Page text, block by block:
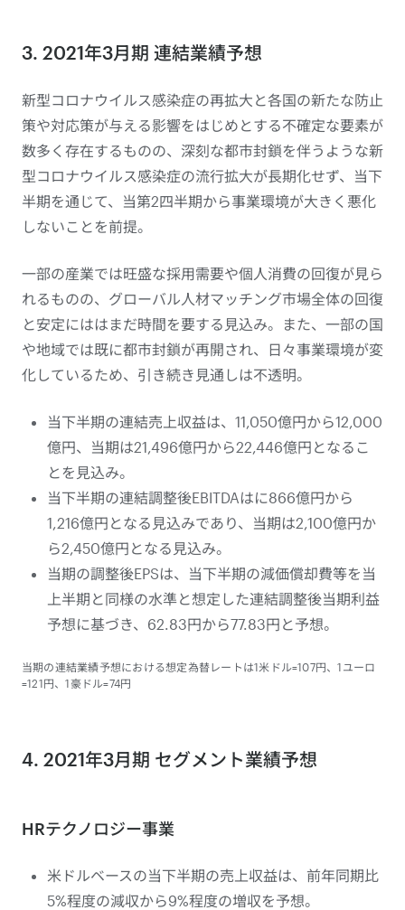
3. 2021年3月期 連結業績予想
新型コロナウイルス感染症の再拡大と各国の新たな防止
策や対応策が与える影響をはじめとする不確定な要素が
数多く存在するものの、深刻な都市封鎖を伴うような新
型コロナウイルス感染症の流行拡大が長期化せず、当下
半期を通じて、当第2四半期から事業環境が大きく悪化
しないことを前提。
一部の産業では旺盛な採用需要や個人消費の回復が見ら
れるものの、グローバル人材マッチング市場全体の回復
と安定にははまだ時間を要する見込み。また、一部の国
や地域では既に都市封鎖が再開され、日々事業環境が変
化しているため、引き続き見通しは不透明。
当下半期の連結売上収益は、11,050億円から12,000
億円、当期は21,496億円から22,446億円となるこ
とを見込み。
当下半期の連結調整後EBITDAはに866億円から
1,216億円となる見込みであり、当期は2,100億円か
ら2,450億円となる見込み。
当期の調整後EPSは、当下半期の減価償却費等を当
上半期と同様の水準と想定した連結調整後当期利益
予想に基づき、62.83円から77.83円と予想。
当期の連結業績予想における想定為替レートは1米ドル=107円、1ユーロ
=121円、1豪ドル=74円
4. 2021年3月期 セグメント業績予想
HRテクノロジー事業
米ドルベースの当下半期の売上収益は、前年同期比
5%程度の減収から9%程度の増収を予想。